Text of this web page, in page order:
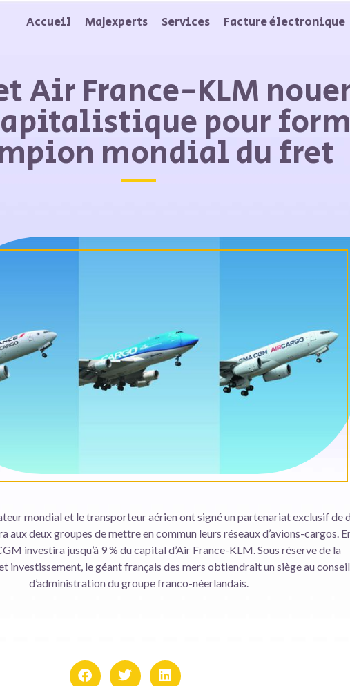
Accueil Majexperts Services Facture électronique
Air France-KLM
pour
mondial du fret
mondial et le transporteur aérien ont signé un partenariat exclusif de
aux deux groupes de mettre en commun leurs réseaux d’avions-cargos.
investira jusqu’à 9 % du capital d’Air France-KLM. Sous réserve de la
investissement, le géant français des mers obtiendrait un siège au conseil
d’administration du groupe franco-néerlandais.